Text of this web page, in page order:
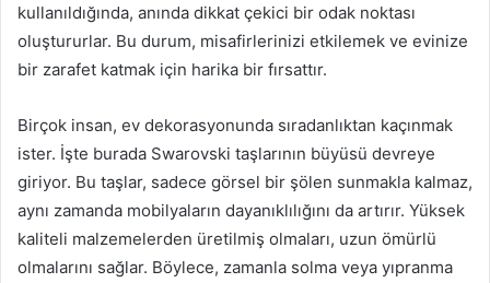
kullanıldığında, anında dikkat çekici bir odak noktası
oluştururlar. Bu durum, misafirlerinizi etkilemek ve evinize
bir zarafet katmak için harika bir fırsattır.
Birçok insan, ev dekorasyonunda sıradanlıktan kaçınmak
ister. İşte burada Swarovski taşlarının büyüsü devreye
giriyor. Bu taşlar, sadece görsel bir şölen sunmakla kalmaz,
aynı zamanda mobilyaların dayanıklılığını da artırır. Yüksek
kaliteli malzemelerden üretilmiş olmaları, uzun ömürlü
olmalarını sağlar. Böylece, zamanla solma veya yıpranma